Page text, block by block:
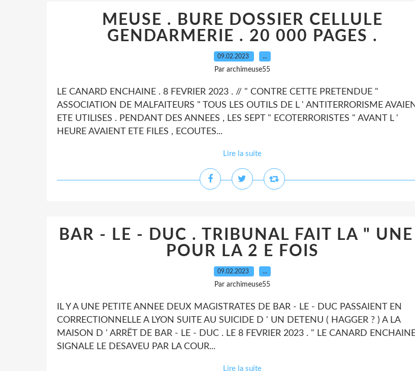
MEUSE . BURE DOSSIER CELLULE
GENDARMERIE . 20 000 PAGES .
09.02.2023 …
Par archimeuse55
LE CANARD ENCHAINE . 8 FEVRIER 2023 . // " CONTRE CETTE PRETENDUE "
ASSOCIATION DE MALFAITEURS " TOUS LES OUTILS DE L ' ANTITERRORISME
ETE UTILISES . PENDANT DES ANNEES , LES SEPT " ECOTERRORISTES " AVANT L '
HEURE AVAIENT ETE FILES , ECOUTES...
Lire la suite
BAR - LE - DUC . TRIBUNAL FAIT LA "
POUR LA 2 E FOIS
09.02.2023 …
Par archimeuse55
IL Y A UNE PETITE ANNEE DEUX MAGISTRATES DE BAR - LE - DUC PASSAIENT EN
CORRECTIONNELLE A LYON SUITE AU SUICIDE D ' UN DETENU ( HAGGER ? ) A LA
MAISON D ' ARRËT DE BAR - LE - DUC . LE 8 FEVRIER 2023 . " LE CANARD
SIGNALE LE DESAVEU PAR LA COUR...
Lire la suite